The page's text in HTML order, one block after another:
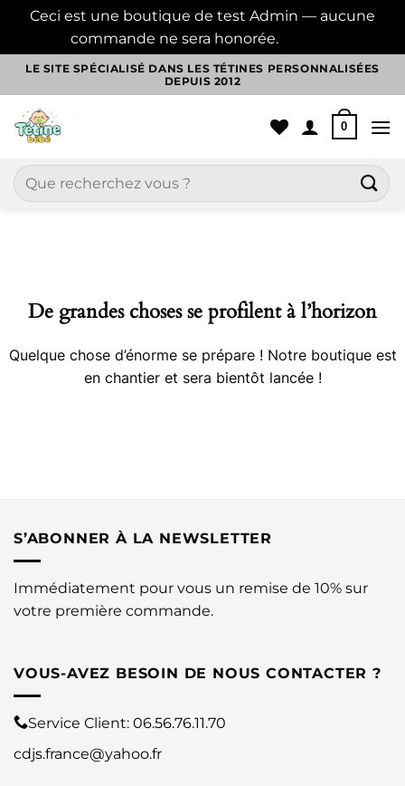
Ceci est une boutique de test Admin — aucune
commande ne sera honorée.
Passer
contenu
LE SITE SPÉCIALISÉ DANS LES TÉTINES PERSONNALISÉES
DEPUIS 2012
0
Recherche
pour :
De grandes choses se profilent à l’horizon
Quelque chose d’énorme se prépare ! Notre boutique est
en chantier et sera bientôt lancée !
S’ABONNER À LA NEWSLETTER
Immédiatement pour vous un remise de 10% sur
votre première commande.
VOUS-AVEZ BESOIN DE NOUS CONTACTER ?
Service Client: 06.56.76.11.70
cdjs.france@yahoo.fr